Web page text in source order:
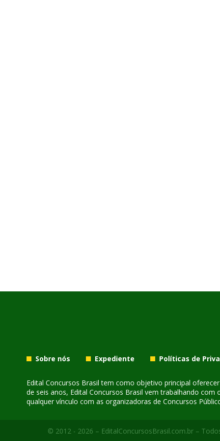
Sobre nós Expediente Políticas de
Edital Concursos Brasil tem como objetivo principal
de seis anos, Edital Concursos Brasil vem trabalhando
qualquer vínculo com as organizadoras de Concursos
© 2012 - 2026 – EditalConcursosBrasil.com.br –